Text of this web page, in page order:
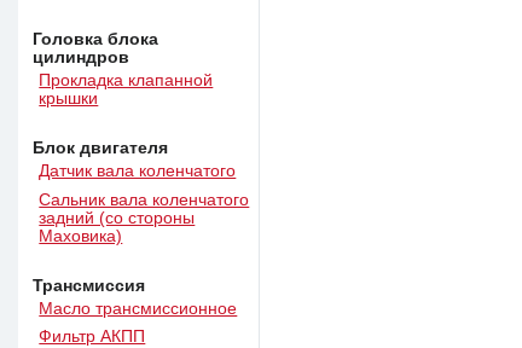
Головка блока
цилиндров
Прокладка клапанной
крышки
Блок двигателя
Датчик вала коленчатого
Сальник вала коленчатого
задний (со стороны
Маховика)
Трансмиссия
Масло трансмиссионное
Фильтр АКПП